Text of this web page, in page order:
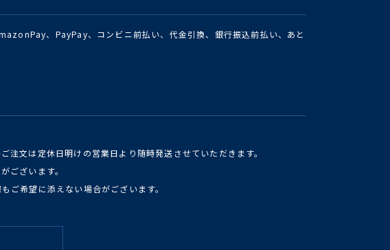
、PayPay、コンビニ前払い、代金引換、銀行振込前払い、あと
注文は定休日明けの営業日より随時発送させていただきます。
ございます。
ご希望に添えない場合がございます。